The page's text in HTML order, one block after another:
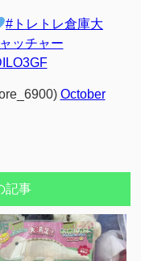
#トレトレ倉庫大
ッチャー
October
記事